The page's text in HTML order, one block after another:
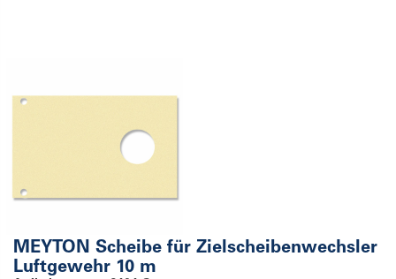
MEYTON Scheibe für Zielscheibenwechsler
Luftgewehr 10 m